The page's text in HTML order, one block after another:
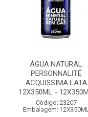
ÁGUA NATURAL
PERSONNALITÉ
ACQUISSIMA LATA
12X350ML -
Código: 23207
Embalagem: